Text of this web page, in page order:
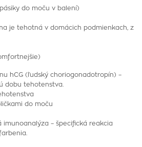
do moču v balení)
je tehotná v domácich podmienkach, z
hCG (ľudský choriogonadotropín) –
dobu tehotenstva.
do moču
imunoanalýza – špecifická reakcia